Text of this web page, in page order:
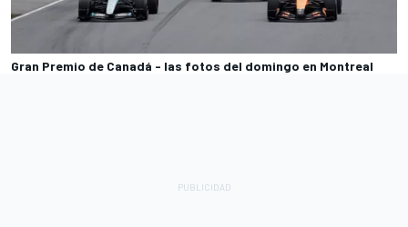
Gran Premio de Canadá - las fotos del domingo en Montreal